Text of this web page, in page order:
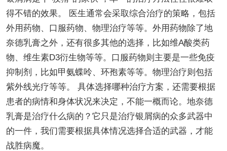
得不错的效果。 医生通常会采取综合治疗的策略，包括
外用药物、口服药物、物理治疗等等。外用药物除了地
奈德乳膏之外，还有很多其他的选择，比如维A酸类药
物、维生素D3衍生物等等。口服药物则主要是一些免疫
抑制剂，比如甲氨蝶呤、环孢素等等。物理治疗则包括
紫外线光疗等等。 具体选择哪种治疗方案，还需要根据
患者的病情和身体状况来决定，不能一概而论。地奈德
乳膏是治疗什么病的？它只是治疗银屑病的众多武器中
的一件，我们需要根据具体情况选择合适的武器，才能
战胜病魔。